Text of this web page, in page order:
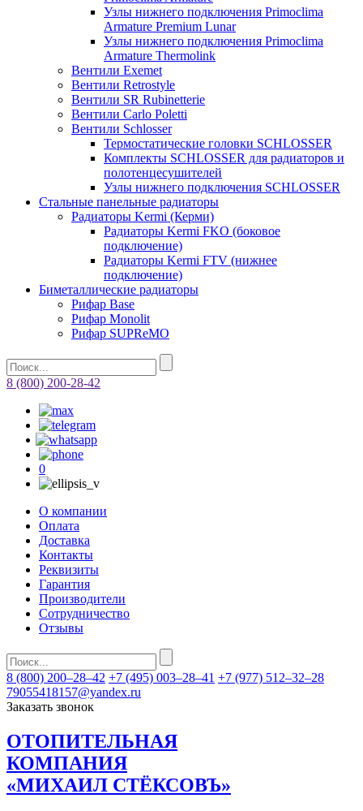
Узлы нижнего подключения Primoclima
Armature Premium Lunar
Узлы нижнего подключения Primoclima
Armature Thermolink
Вентили Exemet
Вентили Retrostyle
Вентили SR Rubinetterie
Вентили Carlo Poletti
Вентили Schlosser
Термостатические головки SCHLOSSER
Комплекты SCHLOSSER для радиаторов и
полотенцесушителей
Узлы нижнего подключения SCHLOSSER
Стальные панельные радиаторы
Радиаторы Kermi (Керми)
Радиаторы Kermi FKO (боковое
подключение)
Радиаторы Kermi FTV (нижнее
подключение)
Биметаллические радиаторы
Рифар Base
Рифар Monolit
Рифар SUPReMO
8 (800) 200-28-42
0
О компании
Оплата
Доставка
Контакты
Реквизиты
Гарантия
Производители
Сотрудничество
Отзывы
8 (800) 200–28–42 +7 (495) 003–28–41 +7 (977) 512–32–28
79055418157@yandex.ru
Заказать звонок
ОТОПИТЕЛЬНАЯ
КОМПАНИЯ
«МИХАИЛ СТЁКСОВЪ»